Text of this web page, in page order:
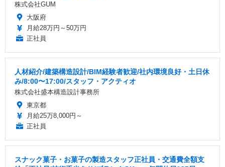
株式会社GUM
大阪府
月給28万円～50万円
正社員
人材紹介/建築構造設計/BIM経験者歓迎/社内環境良好・土日休
み/8:00〜17:00/スタッフ・アクティオ
株式会社盛本構造設計事務所
東京都
月給25万8,000円～
正社員
スナック菓子・お菓子の製造スタッフ正社員・交通費全額支